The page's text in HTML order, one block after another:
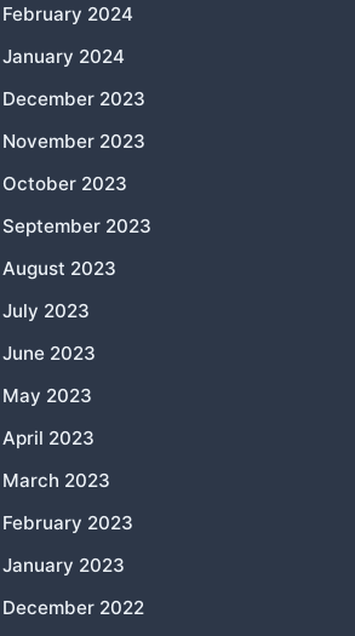
February 2024
January 2024
December 2023
November 2023
October 2023
September 2023
August 2023
July 2023
June 2023
May 2023
April 2023
March 2023
February 2023
January 2023
December 2022